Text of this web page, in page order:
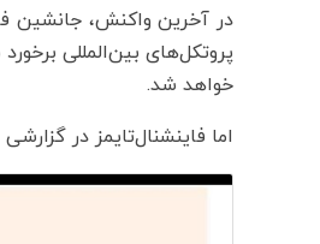
در آخرین واکنش، جانشین
پروتکل‌های بین‌المللی
خواهد شد.
اما فاینشنال‌تایمز در